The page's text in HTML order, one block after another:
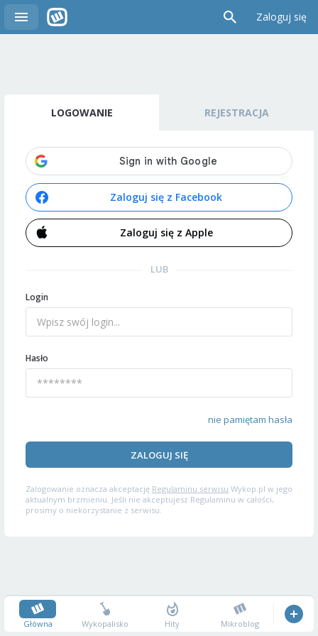
Zaloguj się
LOGOWANIE REJESTRACJA
Zaloguj się z Facebook
Zaloguj się z Apple
LUB
Login
Hasło
nie pamiętam hasła
ZALOGUJ SIĘ
Zalogowanie oznacza akceptację Regulaminu serwisu Wykop.pl w jego
aktualnym brzmieniu. Jeśli nie akceptujesz Regulaminu w całości,
prosimy o niekorzystanie z serwisu.
Główna Wykopalisko Hity Mikroblog